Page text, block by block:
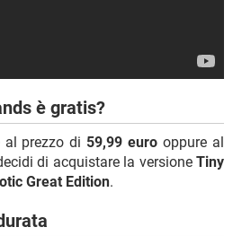
è gratis?
prezzo di 59,99 euro oppure al
di acquistare la versioneTiny
Great Edition.